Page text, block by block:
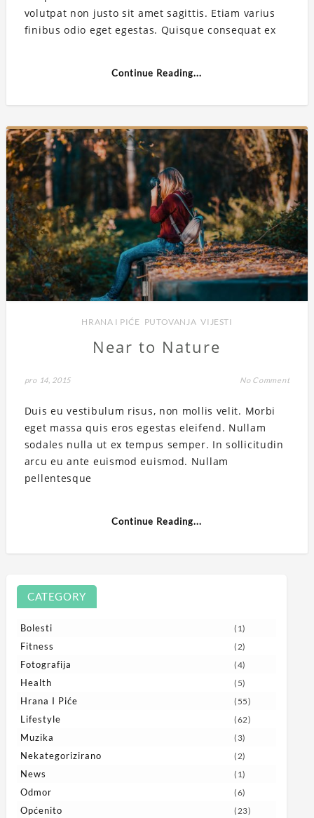
volutpat non justo sit amet sagittis. Etiam varius
finibus odio eget egestas. Quisque consequat ex
Continue Reading...
HRANA I PIĆE PUTOVANJA ,VIJESTI
Near to Nature
pro 14, 2015 No Comment
Duis eu vestibulum risus, non mollis velit. Morbi
eget massa quis eros egestas eleifend. Nullam
sodales nulla ut ex tempus semper. In sollicitudin
arcu eu ante euismod euismod. Nullam
pellentesque
Continue Reading...
CATEGORY
Bolesti (1)
Fitness (2)
Fotografija (4)
Health (5)
Hrana I Piće (55)
Lifestyle (62)
Muzika (3)
Nekategorizirano (2)
News (1)
Odmor (6)
Općenito (23)